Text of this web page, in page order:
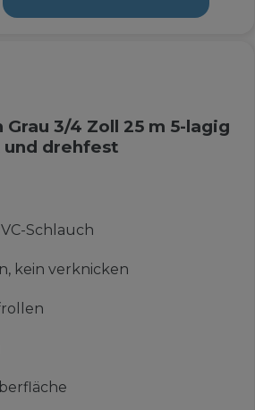
3/4 Zoll 25 m 5-lagig
drehfest
Schlauch
kein verknicken